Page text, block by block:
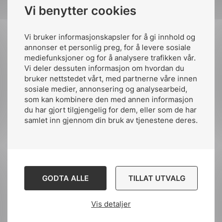
Vi benytter cookies
Vi bruker informasjonskapsler for å gi innhold og
annonser et personlig preg, for å levere sosiale
mediefunksjoner og for å analysere trafikken vår.
Vi deler dessuten informasjon om hvordan du
bruker nettstedet vårt, med partnerne våre innen
sosiale medier, annonsering og analysearbeid,
som kan kombinere den med annen informasjon
du har gjort tilgjengelig for dem, eller som de har
samlet inn gjennom din bruk av tjenestene deres.
GODTA ALLE TILLAT UTVALG
Vis detaljer
bruk av formelle metoder. Terje er leder av NK9 –
Elektriske jernbaneanlegg.
og har ansvaret for flere komiteer innen området.
Vegdirektoratet og DSB.
utforming av fundamentering til kontaktledning.
Hvilke miljølaster som skal hensyntas ved
prosjektering og utforming av kontaktledning.
Krav til deler og sammenstillinger som benyttes.
Krav til hvilke tester som skal utføres og hva som
ansees som minimum av dokumentasjon for
kontatledning.
Bjørn Ivar er ansatt som senioringeniør i Bane NOR
og har i hele sin karriere arbeidet med
tekniske regelverk for kontaktledning.
arbeidsgruppen som jobber med revisjon av
sikkerhet, jording og
returkretsen
12:00-13:00
Lunsj
13:00-13:45
NEK EN 50126 – Forhold rundt
Åpne
13:45-14:00